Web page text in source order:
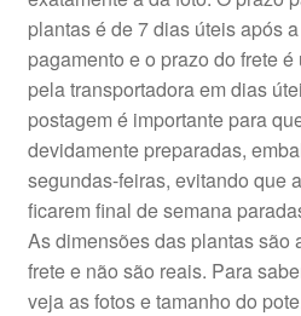
plantas é de 7 dias úteis após
pagamento e o prazo do frete
pela transportadora em dias
postagem é importante para
devidamente preparadas,
segundas-feiras, evitando que
ficarem final de semana
As dimensões das plantas são
frete e não são reais. Para
veja as fotos e tamanho do